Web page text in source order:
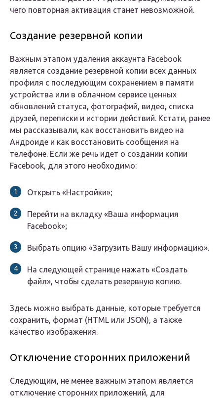
чего повторная активация станет невозможной.
Создание резервной копии
Важным этапом удаления аккаунта Facebook
является создание резервной копии всех данных
профиля с последующим сохранением в памяти
устройства или в облачном сервисе ценных
обновлений статуса, фотографий, видео, списка
друзей, переписки и истории действий. Кстати, ранее
мы рассказывали, как восстановить видео на
Андроиде и как восстановить сообщения на
телефоне. Если же речь идет о создании копии
Facebook, для этого необходимо:
Открыть «Настройки»;
Перейти на вкладку «Ваша информация
Facebook»;
Выбрать опцию «Загрузить Вашу информацию».
На следующей странице нажать «Создать
файл», чтобы сделать резервную копию.
Здесь можно выбрать данные, которые требуется
сохранить, формат (HTML или JSON), а также
качество изображения.
Отключение сторонних приложений
Следующим, не менее важным этапом является
отключение сторонних приложений, для